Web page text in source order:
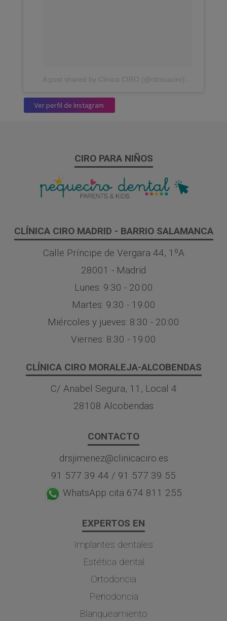
A post shared by Clinica CIRO (@clinicaciro)
on
Ver perfil de Instagram
CIRO PARA NIÑOS
CLÍNICA CIRO MADRID - BARRIO SALAMANCA
Calle Príncipe de Vergara 44, 1ºA
28001 - Madrid
Lunes: 9:30 - 20:00
Martes: 9:30 - 19:00
Miércoles y jueves: 8:30 - 20:00
Viernes: 8:30 - 19:00
CLÍNICA CIRO MORALEJA-ALCOBENDAS
C/ Anabel Segura, 11, Local 4
28108 Alcobendas
CONTACTO
drsjimenez@clinicaciro.es
91 577 39 44 / 91 577 39 55
WhatsApp cita 674 811 255
EXPERTOS EN
Implantes dentales
Estética dental
Ortodoncia
Periodoncia
Blanqueamiento